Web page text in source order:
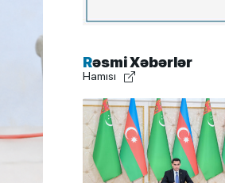
Rəsmi Xəbərlər
Hamısı